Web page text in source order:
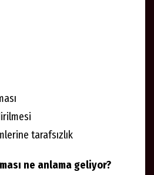
tarafsızlık
ne anlama geliyor?